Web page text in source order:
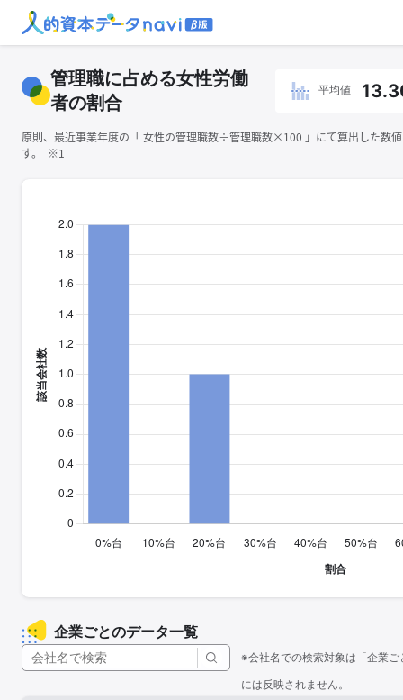
管理職に占める女性労働
者の割合
平均値
原則、最近事業年度の「 ⼥性の管理職数÷管理職数×100 」にて算出した数
す。 ※1
企業ごとのデータ一覧
※会社名での検索対象は「企業
には反映されません。